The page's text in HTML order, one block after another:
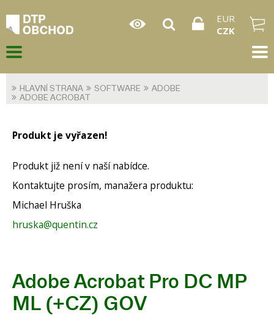
EUR
CZK
HLAVNÍ STRANA SOFTWARE
ADOBE
ADOBE ACROBAT
Produkt je vyřazen!
Produkt již není v naší nabídce.
Kontaktujte prosím, manažera produktu:
Michael Hruška
hruska@quentin.cz
Adobe Acrobat Pro DC MP
ML (+CZ) GOV